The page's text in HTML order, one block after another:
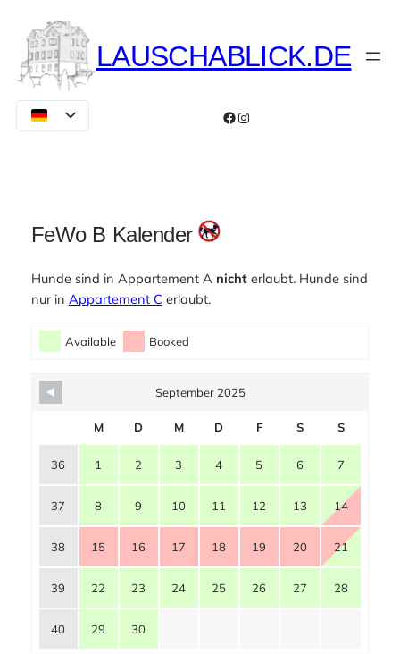
Inhalt
springen
LAUSCHABLICK.DE
Facebook
Instagram
FeWo B Kalender
Hunde sind in Appartement A nicht erlaubt. Hunde sind
nur in Appartement C erlaubt.
Skip Booking Form
Available Booked
September 2025
M D M D F S S
36 1 2 3 4 5 6 7
37 8 9 10 11 12 13 14
38 15 16 17 18 19 20 21
39 22 23 24 25 26 27 28
40 29 30